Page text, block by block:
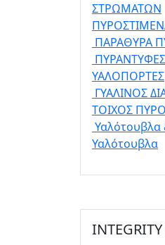
ΣΤΡΩΜΑΤΩΝ
ΠΑΡΑΘΥΡΑ
ΠΥΡΑΝΤΥΦΕΣ
ΥΑΛΟΠΟΡΤΕΣ
ΓΥΑΛΙΝΟΣ
ΤΟΙΧΟΣ
Υαλότουβλα
Υαλότουβλα